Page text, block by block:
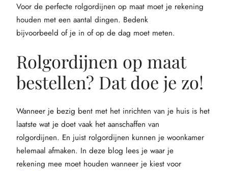
Voor de perfecte rolgordijnen op maat moet je rekening
houden met een aantal dingen. Bedenk
bijvoorbeeld of je in of op de dag moet meten.
Rolgordijnen op maat
bestellen? Dat doe je zo!
Wanneer je bezig bent met het inrichten van je huis is het
laatste wat je doet vaak het aanschaffen van
rolgordijnen. En juist rolgordijnen kunnen je woonkamer
helemaal afmaken. In deze blog lees je waar je
rekening mee moet houden wanneer je kiest voor